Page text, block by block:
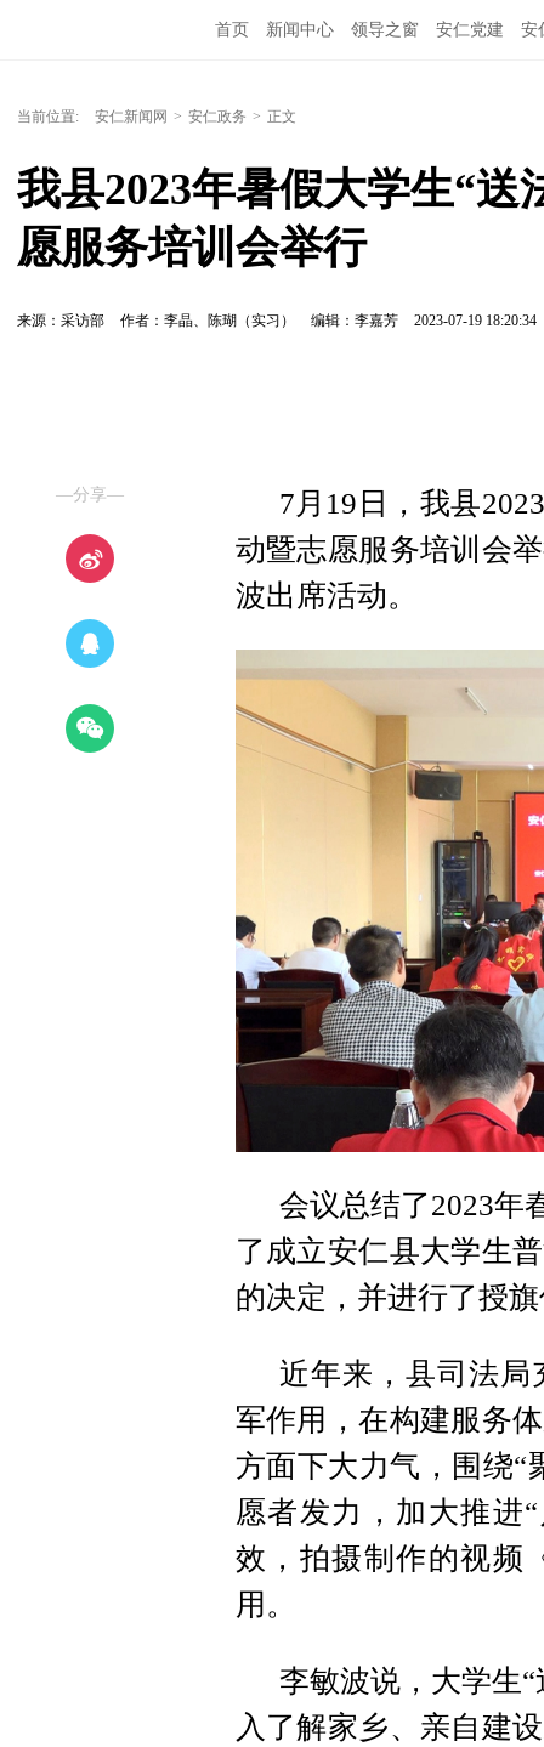
首页 新闻中心 领导之窗 安仁党建 安
当前位置: 安仁新闻网 > 安仁政务 > 正文
我县2023年暑假大学生“
愿服务培训会举行
来源：采访部 作者：李晶、陈瑚（实习） 编辑：李嘉芳 2023-07-19 18:20:34
—分享—
7月19日，我县
动暨志愿服务培训会
波出席活动。
会议总结了2023年
了成立安仁县大学生
的决定，并进行了授
近年来，县司法局
军作用，在构建服务
方面下大力气，围绕“
愿者发力，加大推进
效，拍摄制作的视频
用。
李敏波说，大学生
入了解家乡、亲自建